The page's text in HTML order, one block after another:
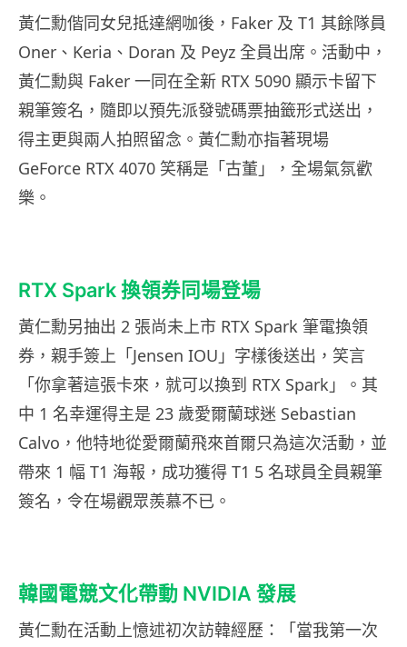
黃仁勳偕同女兒抵達網咖後，Faker 及 T1 其餘隊員
Oner、Keria、Doran 及 Peyz 全員出席。活動中，
黃仁勳與 Faker 一同在全新 RTX 5090 顯示卡留下
親筆簽名，隨即以預先派發號碼票抽籤形式送出，
得主更與兩人拍照留念。黃仁勳亦指著現場
GeForce RTX 4070 笑稱是「古董」，全場氣氛歡
樂。
RTX Spark 換領券同場登場
黃仁勳另抽出 2 張尚未上市 RTX Spark 筆電換領
券，親手簽上「Jensen IOU」字樣後送出，笑言
「你拿著這張卡來，就可以換到 RTX Spark」。其
中 1 名幸運得主是 23 歲愛爾蘭球迷 Sebastian
Calvo，他特地從愛爾蘭飛來首爾只為這次活動，並
帶來 1 幅 T1 海報，成功獲得 T1 5 名球員全員親筆
簽名，令在場觀眾羨慕不已。
韓國電競文化帶動 NVIDIA 發展
黃仁勳在活動上憶述初次訪韓經歷：「當我第一次